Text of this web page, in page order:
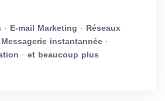
· E-mail Marketing · Réseaux
Messagerie instantannée·
· et beaucoup plus